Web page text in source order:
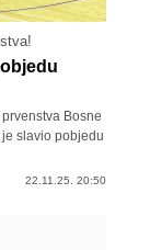
Bosne
slavio pobjedu
22.11.25. 20:50